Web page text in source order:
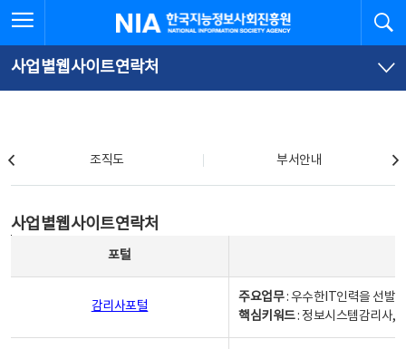
문
로
가
체
뉴
바
가
한국지능정보사회진흥원
사업별웹사이트연락처
조직도 부서안내
사업별웹사이트연락처
포털
감리사포털
주요업무: 우수한IT인력을 선발
핵심키워드: 정보시스템감리사,